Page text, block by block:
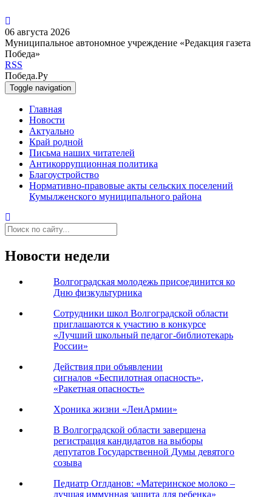
06 августа 2026
Муниципальное автономное учреждение «Редакция газета
Победа»
RSS
Победа.Ру
Toggle navigation
Главная
Новости
Актуально
Край родной
Письма наших читателей
Антикоррупционная политика
Благоустройство
Нормативно-правовые акты сельских поселений
Кумылженского муниципального района
Новости недели
Волгоградская молодежь присоединится ко
Дню физкультурника
Сотрудники школ Волгоградской области
приглашаются к участию в конкурсе
«Лучший школьный педагог-библиотекарь
России»
Действия при объявлении
сигналов «Беспилотная опасность»,
«Ракетная опасность»
Хроника жизни «ЛенАрмии»
В Волгоградской области завершена
регистрация кандидатов на выборы
депутатов Государственной Думы девятого
созыва
Педиатр Оглданов: «Материнское молоко –
лучшая иммунная защита для ребенка»